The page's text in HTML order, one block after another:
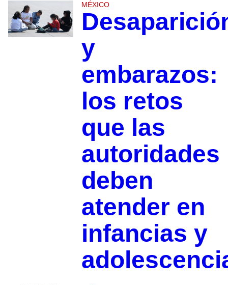
MÉXICO
y
embarazos:
los retos
que las
autoridades
deben
atender en
infancias y